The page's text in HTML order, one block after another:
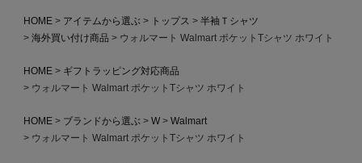
HOME アイテムから選ぶ トップス
半袖Ｔシャツ
海外買い付け商品
ウォルマート Walmart ポケットTシャツ ホワイト
HOME
ギフトラッピング対応商品
ウォルマート Walmart ポケットTシャツ ホワイト
HOME ブランドから選ぶ W
Walmart
ウォルマート Walmart ポケットTシャツ ホワイト